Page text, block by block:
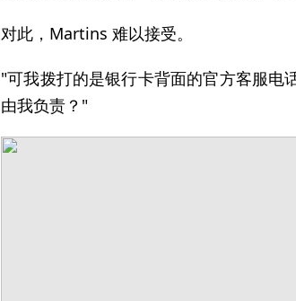
对此，Martins 难以接受。
"可我拨打的是银行卡背面的官方客服电
由我负责？"